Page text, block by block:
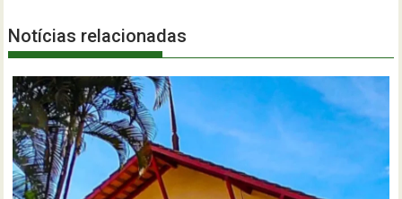
Notícias relacionadas